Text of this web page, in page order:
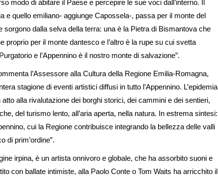
modo di abitare il Paese e percepire le sue voci dall’interno. Il
e quello emiliano- aggiunge Capossela-, passa per il monte del
dalla selva della terra: una è la Pietra di Bismantova che
proprio per il monte dantesco e l’altro è la rupe su cui svetta
e l’Appennino è il nostro monte di salvazione”.
l’Assessore alla Cultura della Regione Emilia-Romagna,
stagione di eventi artistici diffusi in tutto l’Appennino. L’epidemia
alla rivalutazione dei borghi storici, dei cammini e dei sentieri,
del turismo lento, all’aria aperta, nella natura. In estrema sintesi:
cui la Regione contribuisce integrando la bellezza delle valli
di prim’ordine”.
irpina, è un artista onnivoro e globale, che ha assorbito suoni e
con ballate intimiste, alla Paolo Conte o Tom Waits ha arricchito il